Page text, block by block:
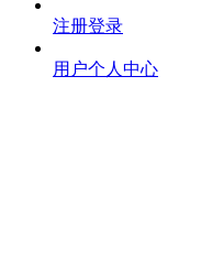
注册登录
用户个人中心